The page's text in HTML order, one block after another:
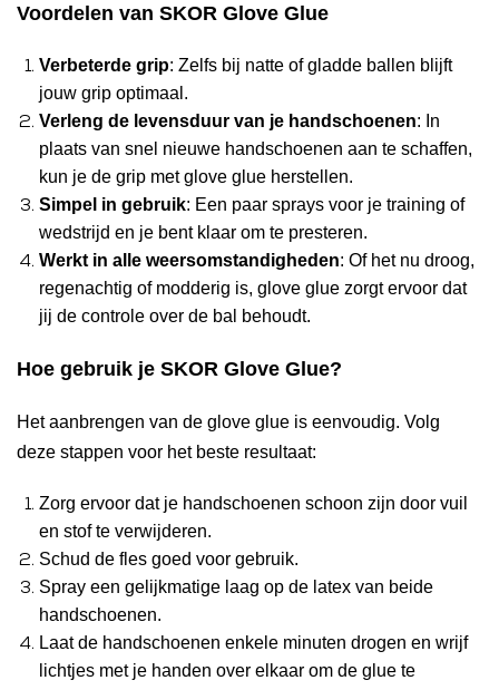
Voordelen van SKOR Glove Glue
Verbeterde grip: Zelfs bij natte of gladde ballen blijft
jouw grip optimaal.
Verleng de levensduur van je handschoenen: In
plaats van snel nieuwe handschoenen aan te schaffen,
kun je de grip met glove glue herstellen.
Simpel in gebruik: Een paar sprays voor je training of
wedstrijd en je bent klaar om te presteren.
Werkt in alle weersomstandigheden: Of het nu droog,
regenachtig of modderig is, glove glue zorgt ervoor dat
jij de controle over de bal behoudt.
Hoe gebruik je SKOR Glove Glue?
Het aanbrengen van de glove glue is eenvoudig. Volg
deze stappen voor het beste resultaat:
Zorg ervoor dat je handschoenen schoon zijn door vuil
en stof te verwijderen.
Schud de fles goed voor gebruik.
Spray een gelijkmatige laag op de latex van beide
handschoenen.
Laat de handschoenen enkele minuten drogen en wrijf
lichtjes met je handen over elkaar om de glue te